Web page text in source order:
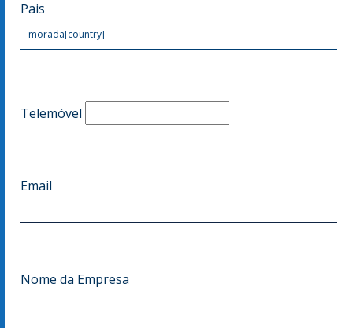
Pais
Telemóvel
Email
Nome da Empresa